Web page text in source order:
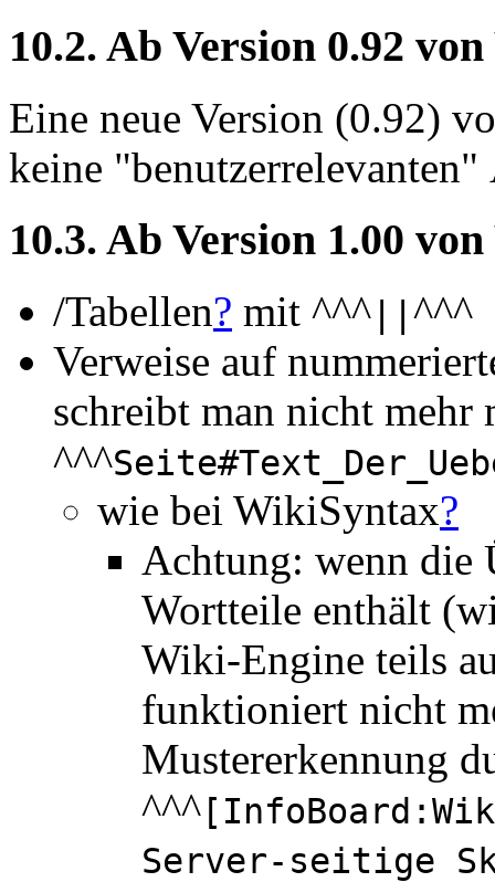
10.2. Ab Version 0.92
Eine neue Version (0.92)
keine "benutzerrelevanten"
10.3. Ab Version 1.00
/Tabellen? mit ^^^ || ^^^
Verweise auf
schreibt man nicht mehr
^^^
wie bei WikiSyntax?
Achtung: wenn die
Wortteile enthält
Wiki-Engine teils
funktioniert nicht
Mustererkennung
^^^
Server-seitige